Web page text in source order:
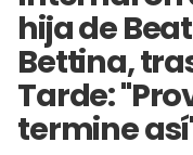
hija de
Bettina,
Tarde:
termine